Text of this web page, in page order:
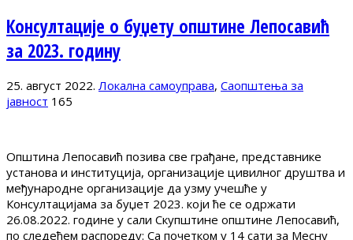
Консултације о буџету општине Лепосавић
за 2023. годину
25. август 2022. Локална самоуправа, Саопштења за
јавност 165
Општина Лепосавић позива све грађане, представнике
установа и институција, организације цивилног друштва и
међународне организације да узму учешће у
Консултацијама за буџет 2023. који ће се одржати
26.08.2022. године у сали Скупштине општине Лепосавић,
по следећем распореду: Са почетком у 14 сати за Месну